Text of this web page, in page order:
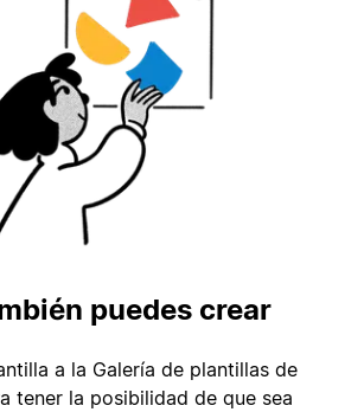
puedes crear
a la Galería de plantillas de
tener la posibilidad de que sea